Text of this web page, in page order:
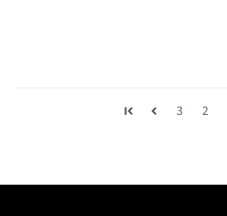
2
3